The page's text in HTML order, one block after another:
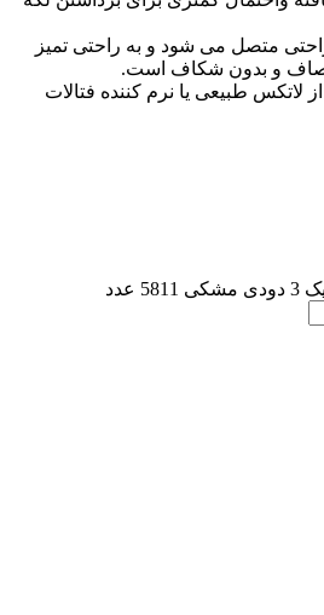
متصل می شود و به راحتی تمیز
و بدون شکاف است.
لاتکس طبیعی یا نرم کننده فتالات